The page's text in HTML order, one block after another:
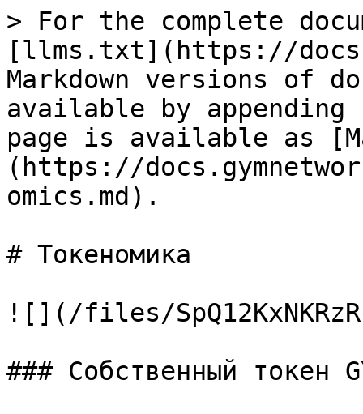
> For the complete
[llms.txt](https://
Markdown versions of
available by
page is available as
(https://
omics.md).
# Токеномика
![](/files/
### Собственный токен